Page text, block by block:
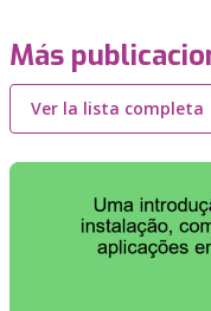
Más
Ver la lista completa